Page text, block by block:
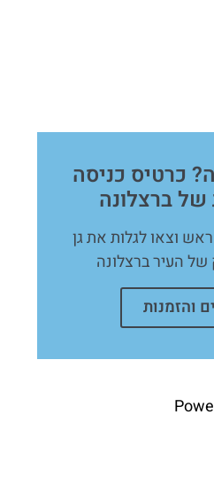
כרטיס כניסה
של ברצלונה
וצאו לגלות את גן
העיר ברצלונה
והזמנות